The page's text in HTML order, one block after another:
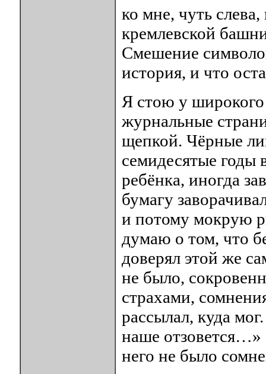
ко мне, чуть
кремлевской
Смешение
история, и что
Я стою у широкого
журнальные
щепкой. Чёрные
семидесятые годы
ребёнка, иногда
бумагу
и потому мокрую
думаю о том, что
доверял этой же
не было,
страхами,
рассылал, куда
наше отзовется…»
него не было